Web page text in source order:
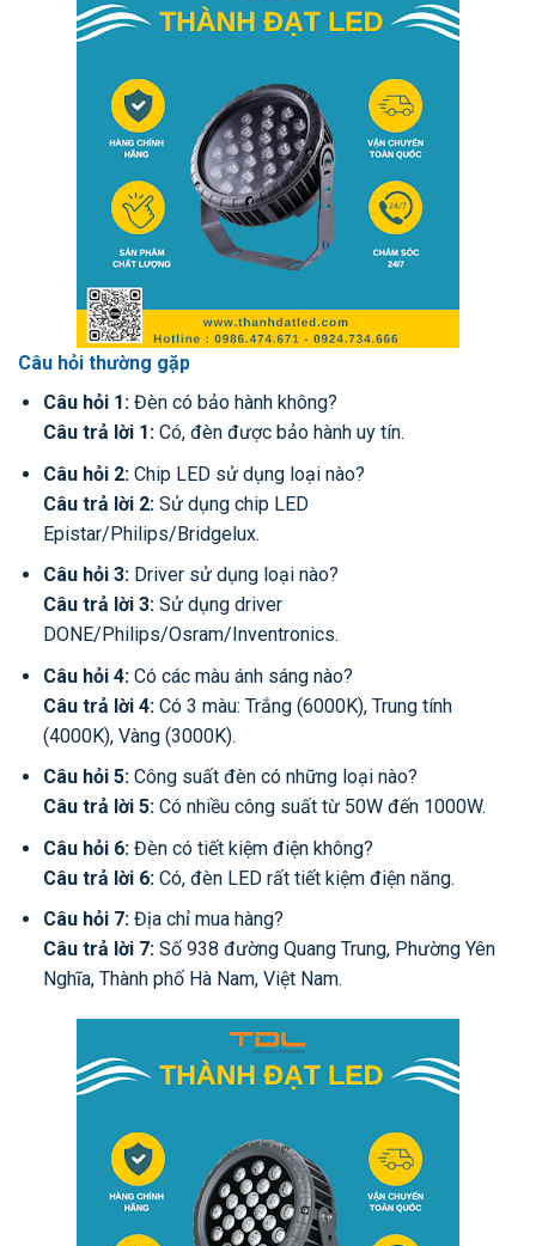
Câu hỏi thường gặp
Câu hỏi 1:Đèn có bảo hành không?
Câu trả lời 1:Có, đèn được bảo hành uy tín.
Câu hỏi 2:Chip LED sử dụng loại nào?
Câu trả lời 2:Sử dụng chip LED
Epistar/Philips/Bridgelux.
Câu hỏi 3:Driver sử dụng loại nào?
Câu trả lời 3:Sử dụng driver
DONE/Philips/Osram/Inventronics.
Câu hỏi 4:Có các màu ánh sáng nào?
Câu trả lời 4:Có 3 màu: Trắng (6000K), Trung tính
(4000K), Vàng (3000K).
Câu hỏi 5:Công suất đèn có những loại nào?
Câu trả lời 5:Có nhiều công suất từ 50W đến 1000W.
Câu hỏi 6:Đèn có tiết kiệm điện không?
Câu trả lời 6:Có, đèn LED rất tiết kiệm điện năng.
Câu hỏi 7:Địa chỉ mua hàng?
Câu trả lời 7:Số 938 đường Quang Trung, Phường Yên
Nghĩa, Thành phố Hà Nam, Việt Nam.